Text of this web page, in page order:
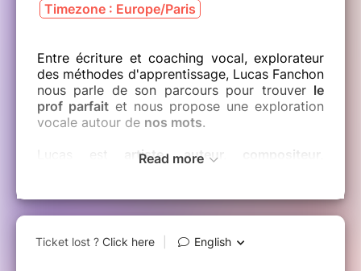
Timezone : Europe/Paris
Entre écriture et coaching vocal, explorateur
des méthodes d'apprentissage, Lucas Fanchon
nous parle de son parcours pour trouver le
prof parfait et nous propose une exploration
vocale autour de nos mots.
Lucas est
artiste, auteur, compositeur,
guitare à 18 ans et il est sur scène ou en
studio depuis, tant en France qu’au Québec!
Depuis 15 ans, Lucas estpasseur de voix
Read more